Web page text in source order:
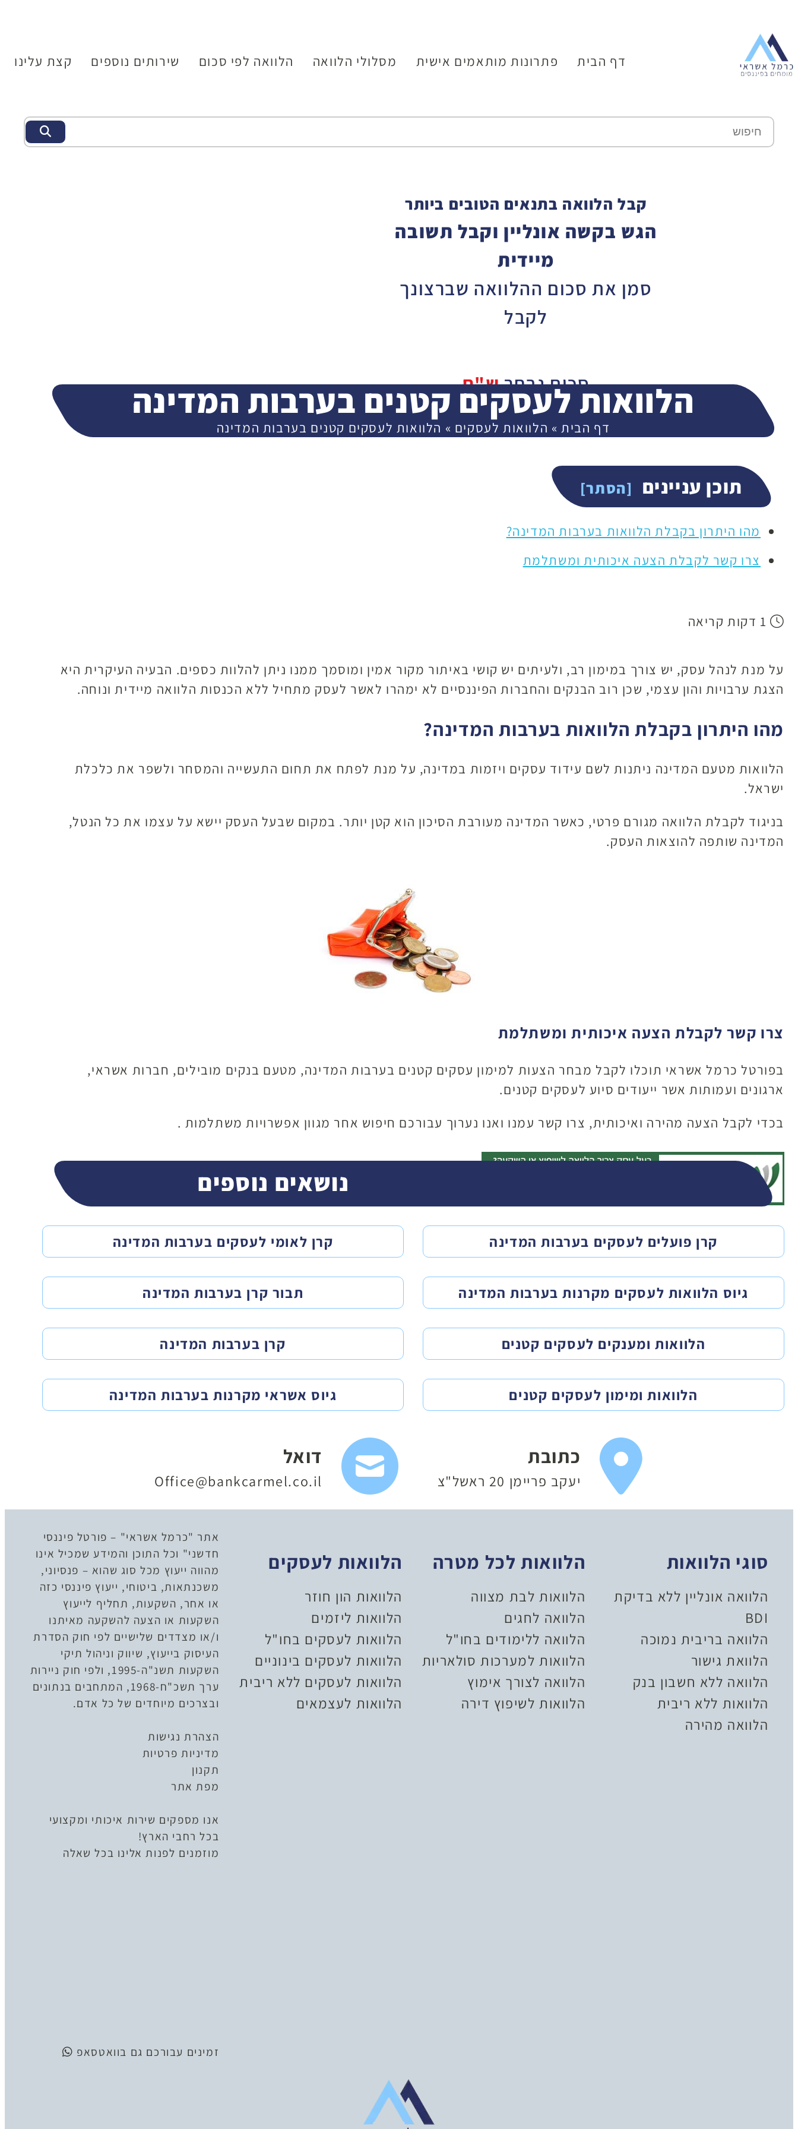
דף הבית פתרונות מותאמים אישית מסלולי הלוואה הלוואה לפי סכום שירותים נוספים קצת עלינו
קבל הלוואה בתנאים הטובים ביותר
הגש בקשה אונליין וקבל תשובה
מיידית
סמן את סכום ההלוואה שברצונך
לקבל
סכום נבחרש"ח
30,000
400,000
המשך
הלוואות לעסקים קטנים בערבות המדינה
דף הבית » הלוואות לעסקים » הלוואות לעסקים קטנים בערבות המדינה
תוכן עניינים
מהו היתרון בקבלת הלוואות בערבות המדינה?
צרו קשר לקבלת הצעה איכותית ומשתלמת
1 דקות קריאה
על מנת לנהל עסק, יש צורך במימון רב, ולעיתים יש קושי באיתור מקור אמין ומוסמך ממנו ניתן להלוות כספים. הבעיה העיקרית היא
הצגת ערבויות והון עצמי, שכן רוב הבנקים והחברות הפיננסיים לא ימהרו לאשר לעסק מתחיל ללא הכנסות הלוואה מיידית ונוחה.
מהו היתרון בקבלת הלוואות בערבות המדינה?
הלוואות מטעם המדינה ניתנות לשם עידוד עסקים ויזמות במדינה, על מנת לפתח את תחום התעשייה והמסחר ולשפר את כלכלת
ישראל.
בניגוד לקבלת הלוואה מגורם פרטי, כאשר המדינה מעורבת הסיכון הוא קטן יותר. במקום שבעל העסק יישא על עצמו את כל הנטל,
המדינה שותפה להוצאות העסק.
צרו קשר לקבלת הצעה איכותית ומשתלמת
בפורטל כרמל אשראי תוכלו לקבל מבחר הצעות למימון עסקים קטנים בערבות המדינה, מטעם בנקים מובילים, חברות אשראי,
ארגונים ועמותות אשר ייעודים סיוע לעסקים קטנים.
בכדי לקבל הצעה מהירה ואיכותית, צרו קשר עמנו ואנו נערוך עבורכם חיפוש אחר מגוון אפשרויות משתלמות .
נושאים נוספים
קרן פועלים לעסקים בערבות המדינה קרן לאומי לעסקים בערבות המדינה
גיוס הלוואות לעסקים מקרנות בערבות המדינה תבור קרן בערבות המדינה
הלוואות ומענקים לעסקים קטנים קרן בערבות המדינה
הלוואות ומימון לעסקים קטנים גיוס אשראי מקרנות בערבות המדינה
כתובת
יעקב פריימן 20 ראשל"צ
דואל
Office@bankcarmel.co.il
סוגי הלוואות
הלוואה אונליין ללא בדיקת
BDI
הלוואה בריבית נמוכה
הלוואת גישור
הלוואה ללא חשבון בנק
הלוואות ללא ריבית
הלוואה מהירה
הלוואות לכל מטרה
הלוואות לבת מצווה
הלוואה לחגים
הלוואה ללימודים בחו"ל
הלוואות למערכות סולאריות
הלוואה לצורך אימוץ
הלוואות לשיפוץ דירה
הלוואות לעסקים
הלוואות הון חוזר
הלוואות ליזמים
הלוואות לעסקים בחו"ל
הלוואות לעסקים בינוניים
הלוואות לעסקים ללא ריבית
הלוואות לעצמאים
אתר "כרמל אשראי" – פורטל פיננסי
חדשני" וכל התוכן והמידע שמכיל אינו
מהווה ייעוץ מכל סוג שהוא – פנסיוני,
משכנתאות, ביטוחי, ייעוץ פיננסי כזה
או אחר, השקעות, תחליף לייעוץ
השקעות או הצעה להשקעה מאיתנו
ו/או מצדדים שלישיים לפי חוק הסדרת
העיסוק בייעוץ, שיווק וניהול תיקי
השקעות תשנ"ה-1995, ולפי חוק ניירות
ערך תשכ"ח-1968, המתחבים בנתונים
ובצרכים מיוחדים של כל אדם.
הצהרת נגישות
מדיניות פרטיות
תקנון
מפת אתר
אנו מספקים שירות איכותי ומקצועי
בכל רחבי הארץ!
מוזמנים לפנות אלינו בכל שאלה
זמינים עבורכם גם בוואטסאפ